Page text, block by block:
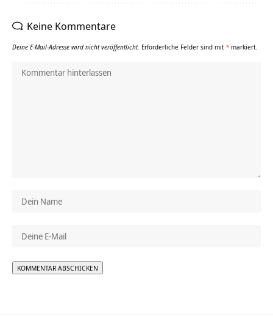
Keine Kommentare
Deine E-Mail-Adresse wird nicht veröffentlicht. Erforderliche Felder sind mit * markiert.